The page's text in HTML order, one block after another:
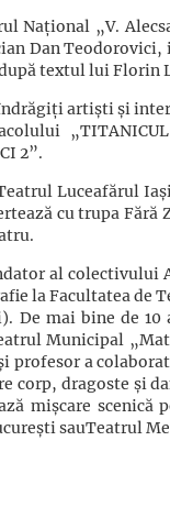
Național „V.
Dan Teodorovici,
textul lui Florin
artiști și
2”.
Luceafărul
cu trupa
al colectivului
la Facultatea de
De mai bine de
Municipal
profesor a
corp, dragoste și
mișcare
sauTeatrul